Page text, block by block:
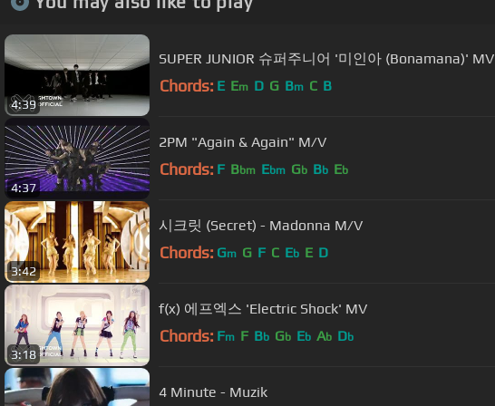
4:39
SUPER JUNIOR 슈퍼주니어 '미인아 (Bonamana)' MV
Chords: E Em D G Bm C B
4:37
2PM "Again & Again" M/V
Chords: F Bbm Ebm Gb Bb Eb
3:42
시크릿 (Secret) - Madonna M/V
Chords: Gm G F C Eb E D
3:18
f(x) 에프엑스 'Electric Shock' MV
Chords: Fm F Bb Gb Eb Ab Db
4 Minute - Muzik